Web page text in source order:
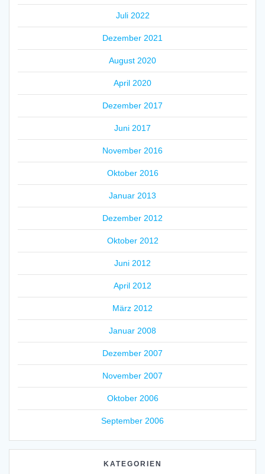
Juli 2022
Dezember 2021
August 2020
April 2020
Dezember 2017
Juni 2017
November 2016
Oktober 2016
Januar 2013
Dezember 2012
Oktober 2012
Juni 2012
April 2012
März 2012
Januar 2008
Dezember 2007
November 2007
Oktober 2006
September 2006
KATEGORIEN